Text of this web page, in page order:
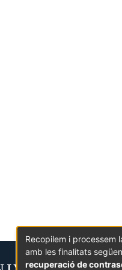
Recopilem i processem
amb les finalitats
recuperació de